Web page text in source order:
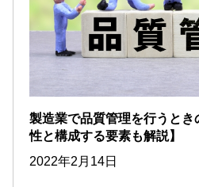
製造業で品質管理を行うと
性と構成する要素も解説】
2022年2月14日